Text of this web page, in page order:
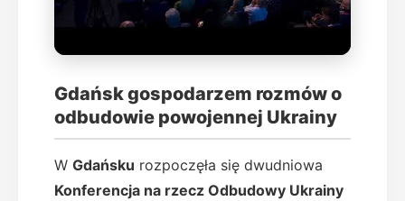
Gdańsk gospodarzem rozmów o
odbudowie powojennej Ukrainy
W Gdańsku rozpoczęła się dwudniowa
Konferencja na rzecz Odbudowy Ukrainy